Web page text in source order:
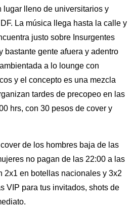
lugar lleno de universitarios y
La música llega hasta la calle y
justo sobre Insurgentes
bastante gente afuera y adentro
a lo lounge con
y el concepto es una mezcla
tardes de precopeo en las
hrs, con 30 pesos de cover y
de los hombres baja de las
no pagan de las 22:00 a las
2x1 en botellas nacionales y 3x2
VIP para tus invitados, shots de